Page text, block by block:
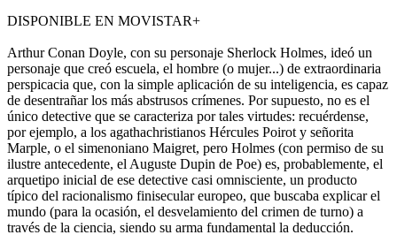
DISPONIBLE EN MOVISTAR+
Arthur Conan Doyle, con su personaje Sherlock Holmes, ideó un
personaje que creó escuela, el hombre (o mujer...) de extraordinaria
perspicacia que, con la simple aplicación de su inteligencia, es capaz
de desentrañar los más abstrusos crímenes. Por supuesto, no es el
único detective que se caracteriza por tales virtudes: recuérdense,
por ejemplo, a los agathachristianos Hércules Poirot y señorita
Marple, o el simenoniano Maigret, pero Holmes (con permiso de su
ilustre antecedente, el Auguste Dupin de Poe) es, probablemente, el
arquetipo inicial de ese detective casi omnisciente, un producto
típico del racionalismo finisecular europeo, que buscaba explicar el
mundo (para la ocasión, el desvelamiento del crimen de turno) a
través de la ciencia, siendo su arma fundamental la deducción.